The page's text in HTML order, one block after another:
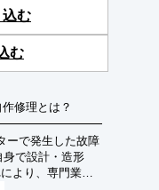
込む
む
修理とは？
ーで発生した故障
で設計・造形
より、専門業者